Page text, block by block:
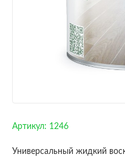
Артикул: 1246
Универсальный жидкий